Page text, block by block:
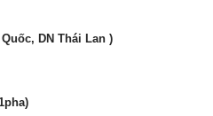
DN Thái Lan )